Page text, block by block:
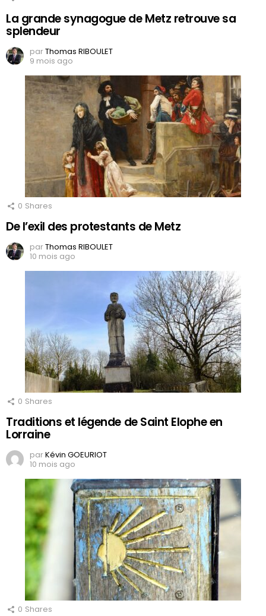
La grande synagogue de Metz retrouve sa
splendeur
parThomas RIBOULET
9 mois ago
0 Shares
De l’exil des protestants de Metz
parThomas RIBOULET
10 mois ago
0 Shares
Traditions et légende de Saint Elophe en
Lorraine
parKévin GOEURIOT
10 mois ago
0 Shares